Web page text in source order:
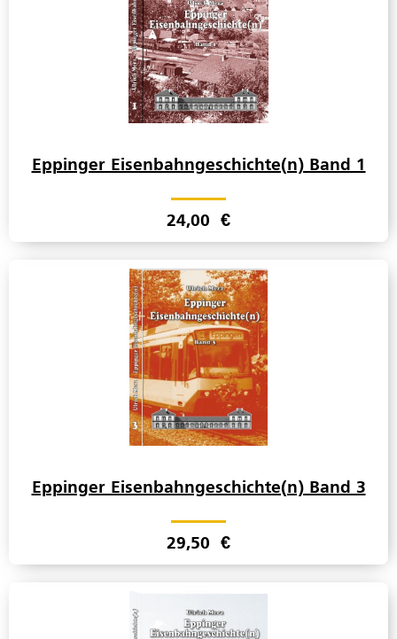
Eppinger Eisenbahngeschichte(n) Band 1
24,00 €
Eppinger Eisenbahngeschichte(n) Band 3
29,50 €